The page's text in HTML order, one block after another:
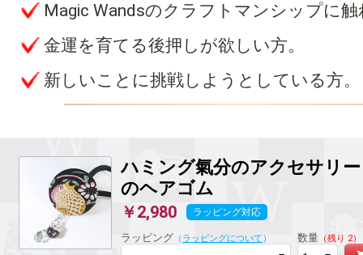
Magic Wandsのクラフトマンシップに
金運を育てる後押しが欲しい方。
新しいことに挑戦しようとしている方。
ハミング氣分のアクセサリー
のヘアゴム
￥2,980 ラッピング対応
ラッピング （ ラッピングについて ） 数量（残り 2）